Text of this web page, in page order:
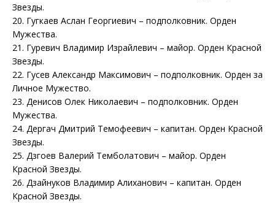
Звезды.
20. Гугкаев Аслан Георгиевич – подполковник. Орден
Мужества.
21. Гуревич Владимир Израйлевич – майор. Орден Красной
Звезды.
22. Гусев Александр Максимович – подполковник. Орден за
Личное Мужество.
23. Денисов Олек Николаевич – подполковник. Орден
Мужества.
24. Дергач Дмитрий Темофеевич – капитан. Орден Красной
Звезды.
25. Дзгоев Валерий Темболатович – майор. Орден
Красной Звезды.
26. Дзайнуков Владимир Алиханович – капитан. Орден
Красной Звезды.